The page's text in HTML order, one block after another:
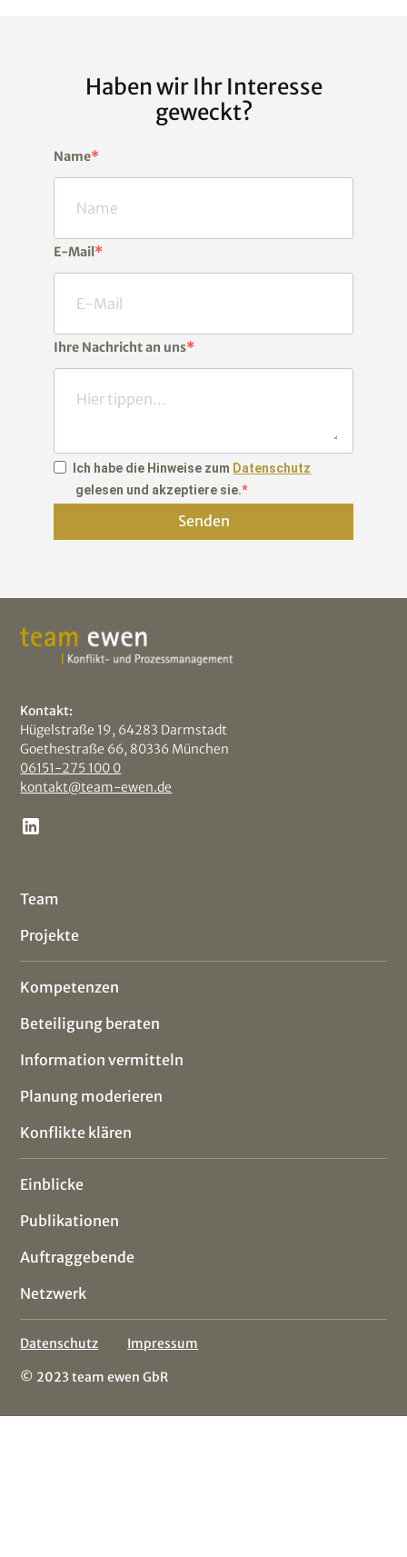
Haben wir Ihr Interesse
geweckt?
Name
E-Mail
Ihre Nachricht an uns
Ich habe die Hinweise zum Datenschutz
gelesen und akzeptiere sie.
Senden
Kontakt:
Hügelstraße 19, 64283 Darmstadt
Goethestraße 66, 80336 München
06151-275 100 0
kontakt@team-ewen.de
Team
Projekte
Kompetenzen
Beteiligung beraten
Information vermitteln
Planung moderieren
Konflikte klären
Einblicke
Publikationen
Auftraggebende
Netzwerk
© 2023 team ewen GbR
Datenschutz Impressum